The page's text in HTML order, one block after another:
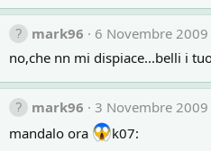
mark96
6 Novembre 2009
no,che nn mi dispiace...belli i
mark96
3 Novembre 2009
mandalo ora
k07: